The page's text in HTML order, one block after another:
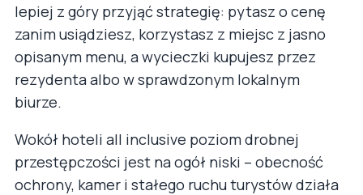
lepiej z góry przyjąć strategię: pytasz o cenę
zanim usiądziesz, korzystasz z miejsc z jasno
opisanym menu, a wycieczki kupujesz przez
rezydenta albo w sprawdzonym lokalnym
biurze.
Wokół hoteli all inclusive poziom drobnej
przestępczości jest na ogół niski – obecność
ochrony, kamer i stałego ruchu turystów działa